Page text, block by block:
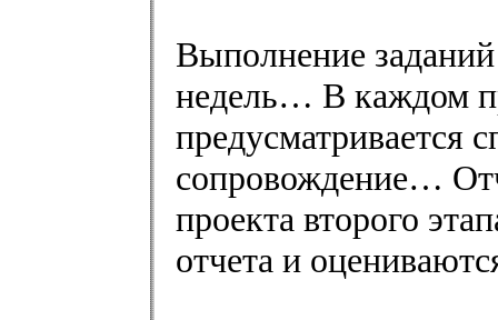
Выполнение
недель… В каждом
предусматривается
сопровождение…
проекта второго
отчета и